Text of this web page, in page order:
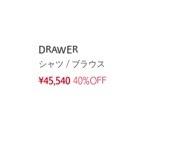
DRAWER
シャツ / ブラウス
¥45,540 40%OFF